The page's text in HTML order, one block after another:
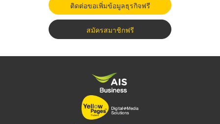
ติดต่อขอเพิ่มข้อมูลธุรกิจฟรี
สมัครสมาชิกฟรี